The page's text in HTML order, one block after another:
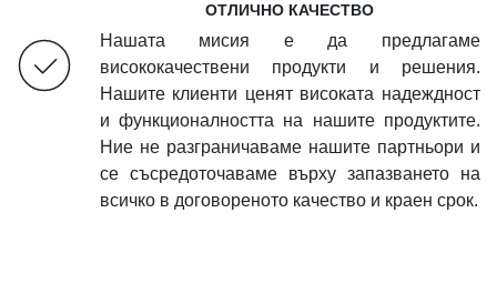
ОТЛИЧНО КАЧЕСТВО
Нашата мисия е да предлагаме
висококачествени продукти и решения.
Нашите клиенти ценят високата надеждност
и функционалността на нашите продуктите.
Ние не разграничаваме нашите партньори и
се съсредоточаваме върху запазването на
всичко в договореното качество и краен срок.